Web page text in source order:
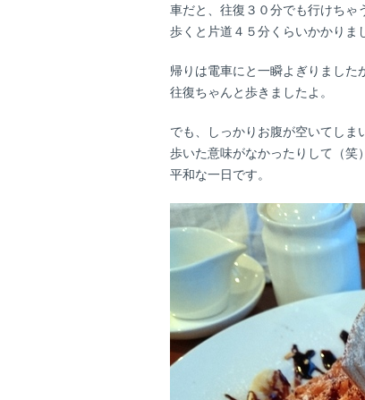
車だと、往復３０分でも行けちゃ
歩くと片道４５分くらいかかりま
帰りは電車にと一瞬よぎりました
往復ちゃんと歩きましたよ。
でも、しっかりお腹が空いてしま
歩いた意味がなかったりして（笑）
平和な一日です。